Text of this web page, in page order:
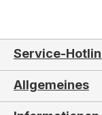
Service-
Allgemeines